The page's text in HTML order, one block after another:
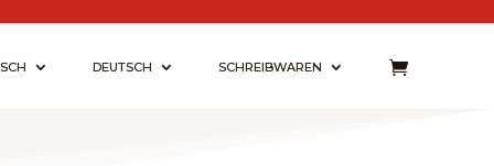
DEUTSCH SCHREIBWAREN